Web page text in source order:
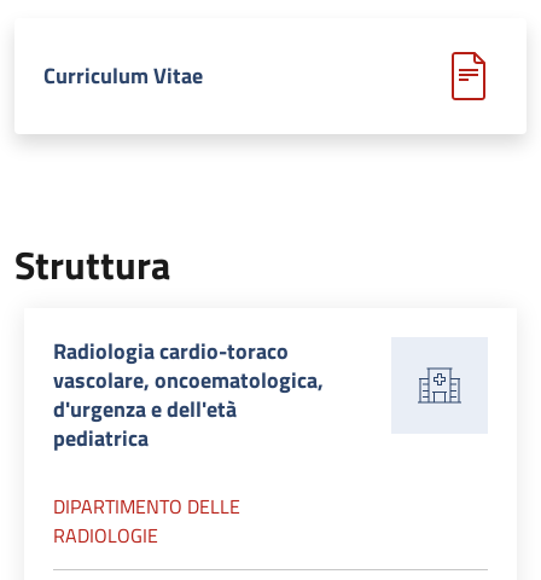
Curriculum Vitae
Struttura
Radiologia cardio-toraco
vascolare, oncoematologica,
d'urgenza e dell'età
pediatrica
DIPARTIMENTO DELLE
RADIOLOGIE